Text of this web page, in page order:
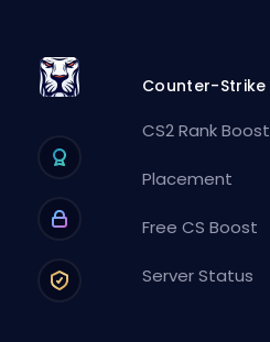
Counter-Strike
CS2 Rank Boost
Placement
Free CS Boost
Server Status